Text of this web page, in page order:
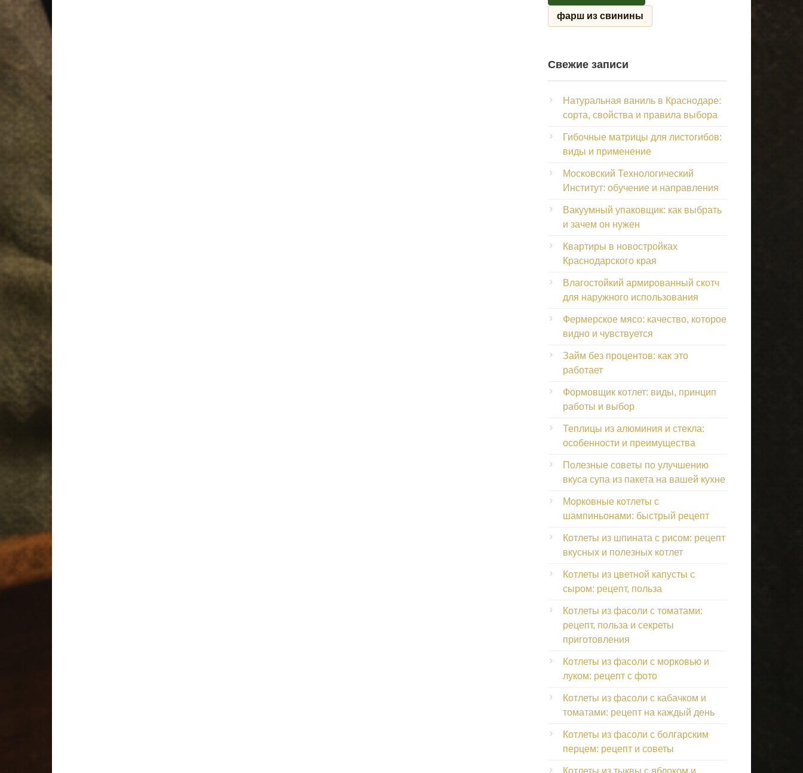
фарш из свинины
Свежие записи
Натуральная ваниль в Краснодаре:
сорта, свойства и правила выбора
Гибочные матрицы для листогибов:
виды и применение
Московский Технологический
Институт: обучение и направления
Вакуумный упаковщик: как выбрать
и зачем он нужен
Квартиры в новостройках
Краснодарского края
Влагостойкий армированный скотч
для наружного использования
Фермерское мясо: качество, которое
видно и чувствуется
Займ без процентов: как это
работает
Формовщик котлет: виды, принцип
работы и выбор
Теплицы из алюминия и стекла:
особенности и преимущества
Полезные советы по улучшению
вкуса супа из пакета на вашей кухне
Морковные котлеты с
шампиньонами: быстрый рецепт
Котлеты из шпината с рисом: рецепт
вкусных и полезных котлет
Котлеты из цветной капусты с
сыром: рецепт, польза
Котлеты из фасоли с томатами:
рецепт, польза и секреты
приготовления
Котлеты из фасоли с морковью и
луком: рецепт с фото
Котлеты из фасоли с кабачком и
томатами: рецепт на каждый день
Котлеты из фасоли с болгарским
перцем: рецепт и советы
Котлеты из тыквы с яблоком и